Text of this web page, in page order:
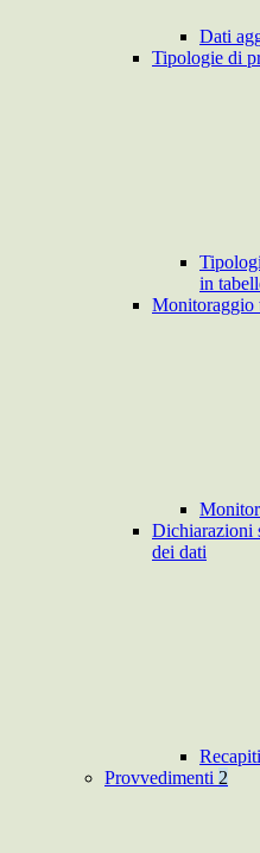
Dati
Tipologie di
in
Monitoraggio
Dichiarazioni
dei dati
Provvedimenti 2